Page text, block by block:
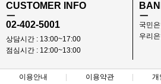
CUSTOMER INFO
ㅡ
02-402-5001
상담시간 : 13:00~17:00
점심시간 : 12:00~13:00
ㅡ
국민
우리
이용안내 이용약관 개